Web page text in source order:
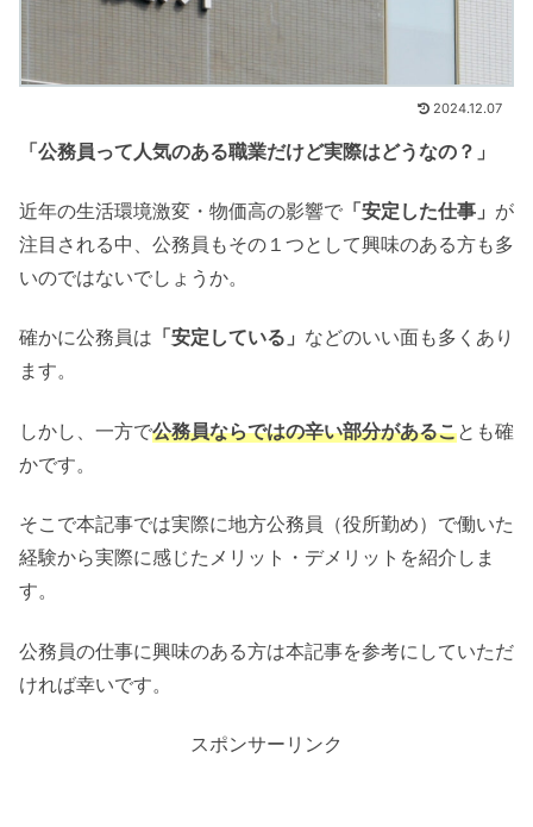
2024.12.07
「公務員って人気のある職業だけど実際はどうなの？」
近年の生活環境激変・物価高の影響で 「安定した仕事」 が
注目される中、公務員もその１つとして興味のある方も多
いのではないでしょうか。
確かに公務員は 「安定している」 などのいい面も多くあり
ます。
しかし、一方で公務員ならではの辛い部分があることも確
かです。
そこで本記事では実際に地方公務員（役所勤め）で働いた
経験から実際に感じたメリット・デメリットを紹介しま
す。
公務員の仕事に興味のある方は本記事を参考にしていただ
ければ幸いです。
スポンサーリンク